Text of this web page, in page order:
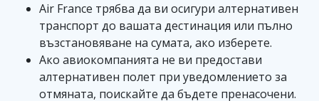
Air France трябва да ви осигури алтернативен
транспорт до вашата дестинация или пълно
възстановяване на сумата, ако изберете.
Ако авиокомпанията не ви предостави
алтернативен полет при уведомлението за
отмяната, поискайте да бъдете пренасочени.